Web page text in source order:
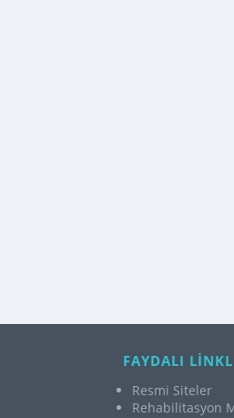
FAYDALI
Resmi Siteler
Rehabilitasyon